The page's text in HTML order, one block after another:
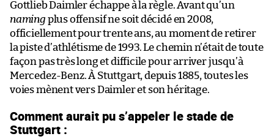
Gottlieb Daimler échappe à la règle. Avant qu’un
naming plus offensif ne soit décidé en 2008,
officiellement pour trente ans, au moment de retirer
la piste d’athlétisme de 1993. Le chemin n’était de toute
façon pas très long et difficile pour arriver jusqu’à
Mercedez-Benz. À Stuttgart, depuis 1885, toutes les
voies mènent vers Daimler et son héritage.
Comment aurait pu s’appeler le stade de
Stuttgart :